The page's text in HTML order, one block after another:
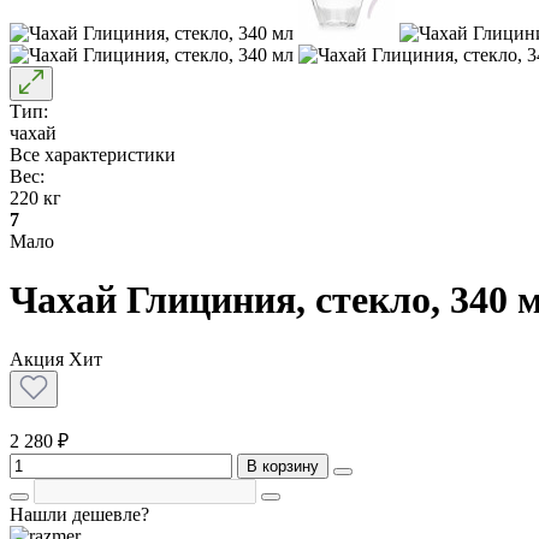
Тип:
чахай
Все характеристики
Вес:
220 кг
7
Мало
Чахай Глициния, стекло, 340
Акция Хит
2 280 ₽
В корзину
Нашли дешевле?